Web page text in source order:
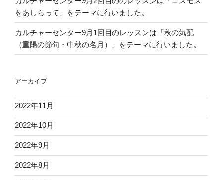
桃
の
節
句
ん
ぼ
り
ア
ン
ジ
を
をあしらって」をテーマに行いました。
カルチャーセンター9月1回目のレッスンは「秋の気配
（重陽の節句・中秋の名月）」をテーマに行いました。
アーカイブ
2022年11月
2022年10月
2022年9月
2022年8月